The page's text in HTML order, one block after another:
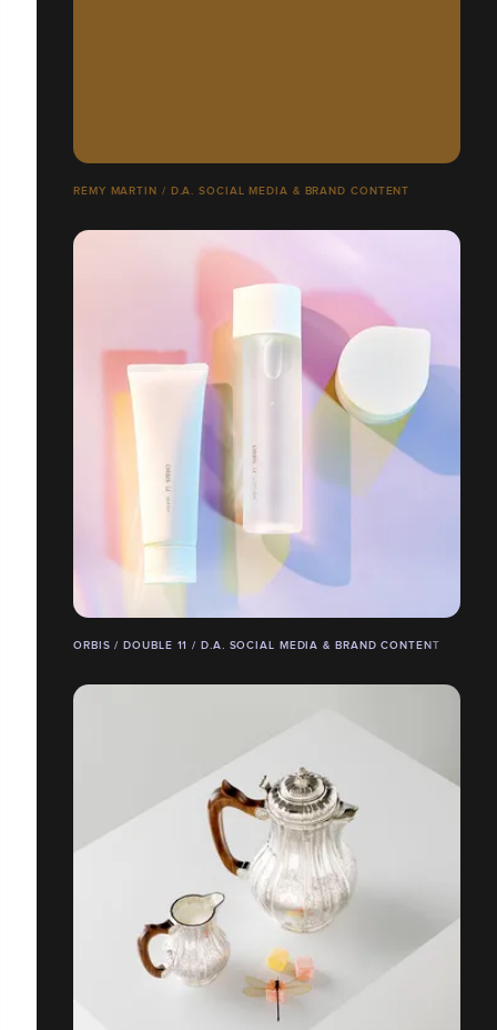
RÉMY MARTIN / D.A. SOCIAL MEDIA & BRAND CONTENT
ORBIS / DOUBLE 11 / D.A. SOCIAL MEDIA & BRAND CONTENT